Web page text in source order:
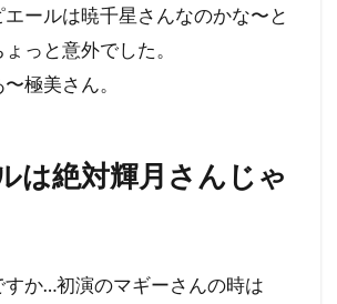
ールは暁千星さんなのかな〜と
っと意外でした。
極美さん。
は絶対輝月さんじゃ
か…初演のマギーさんの時は